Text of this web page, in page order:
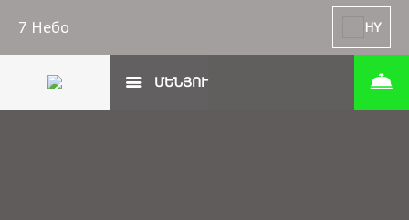
7 Небо HY
ՄԵՆՅՈՒ